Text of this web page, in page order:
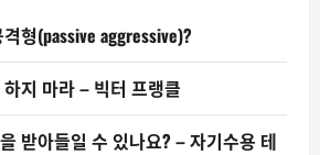
형(passive aggressive)?
지 마라 – 빅터 프랭클
받아들일 수 있나요? – 자기수용 테